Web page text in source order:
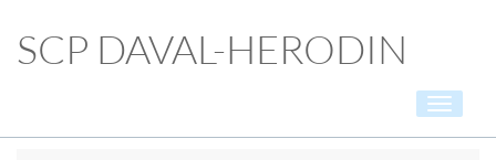
SCP DAVAL-HERODIN
Toggle